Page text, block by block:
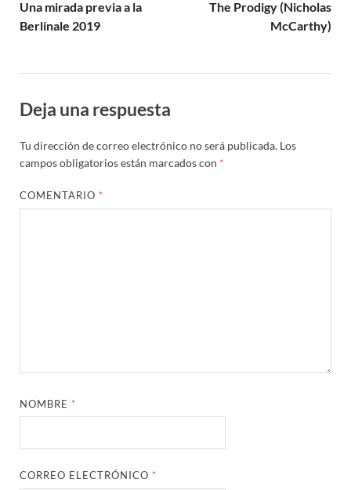
Una mirada previa a la
Berlinale 2019
The Prodigy (Nicholas
McCarthy)
Deja una respuesta
Tu dirección de correo electrónico no será publicada. Los
campos obligatorios están marcados con *
COMENTARIO *
NOMBRE *
CORREO ELECTRÓNICO *